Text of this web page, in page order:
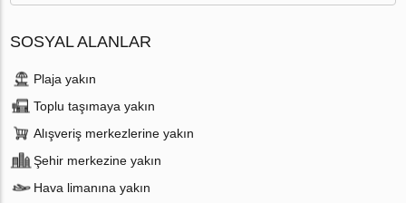
SOSYAL ALANLAR
Plaja yakın
Toplu taşımaya yakın
Alışveriş merkezlerine yakın
Şehir merkezine yakın
Hava limanına yakın